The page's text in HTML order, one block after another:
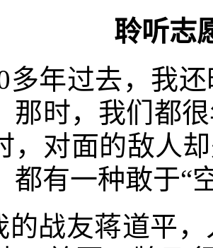
聆听志
多年过去，我
那时，我们都
，对面的敌人
都有一种敢于“
的战友蒋道平